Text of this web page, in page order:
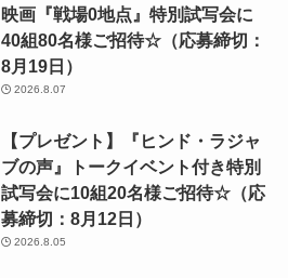
映画『戦場0地点』特別試写会に
40組80名様ご招待☆（応募締切：
8月19日）
2026.8.07
【プレゼント】『ヒンド・ラジャ
ブの声』トークイベント付き特別
試写会に10組20名様ご招待☆（応
募締切：8月12日）
2026.8.05